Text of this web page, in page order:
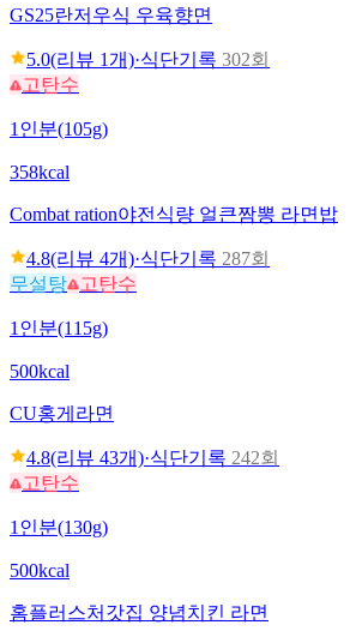
GS25란저우식 우육향면
5.0(리뷰 1개)·식단기록 302회
고탄수
1인분(105g)
358kcal
Combat ration야전식량 얼큰짬뽕 라면밥
4.8(리뷰 4개)·식단기록 287회
무설탕
고탄수
1인분(115g)
500kcal
CU홍게라면
4.8(리뷰 43개)·식단기록 242회
고탄수
1인분(130g)
500kcal
홈플러스처갓집 양념치킨 라면